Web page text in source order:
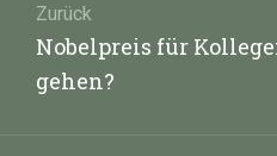
Zurück
Vorheriger
Beitrag:
Nobelpreis für
gehen?